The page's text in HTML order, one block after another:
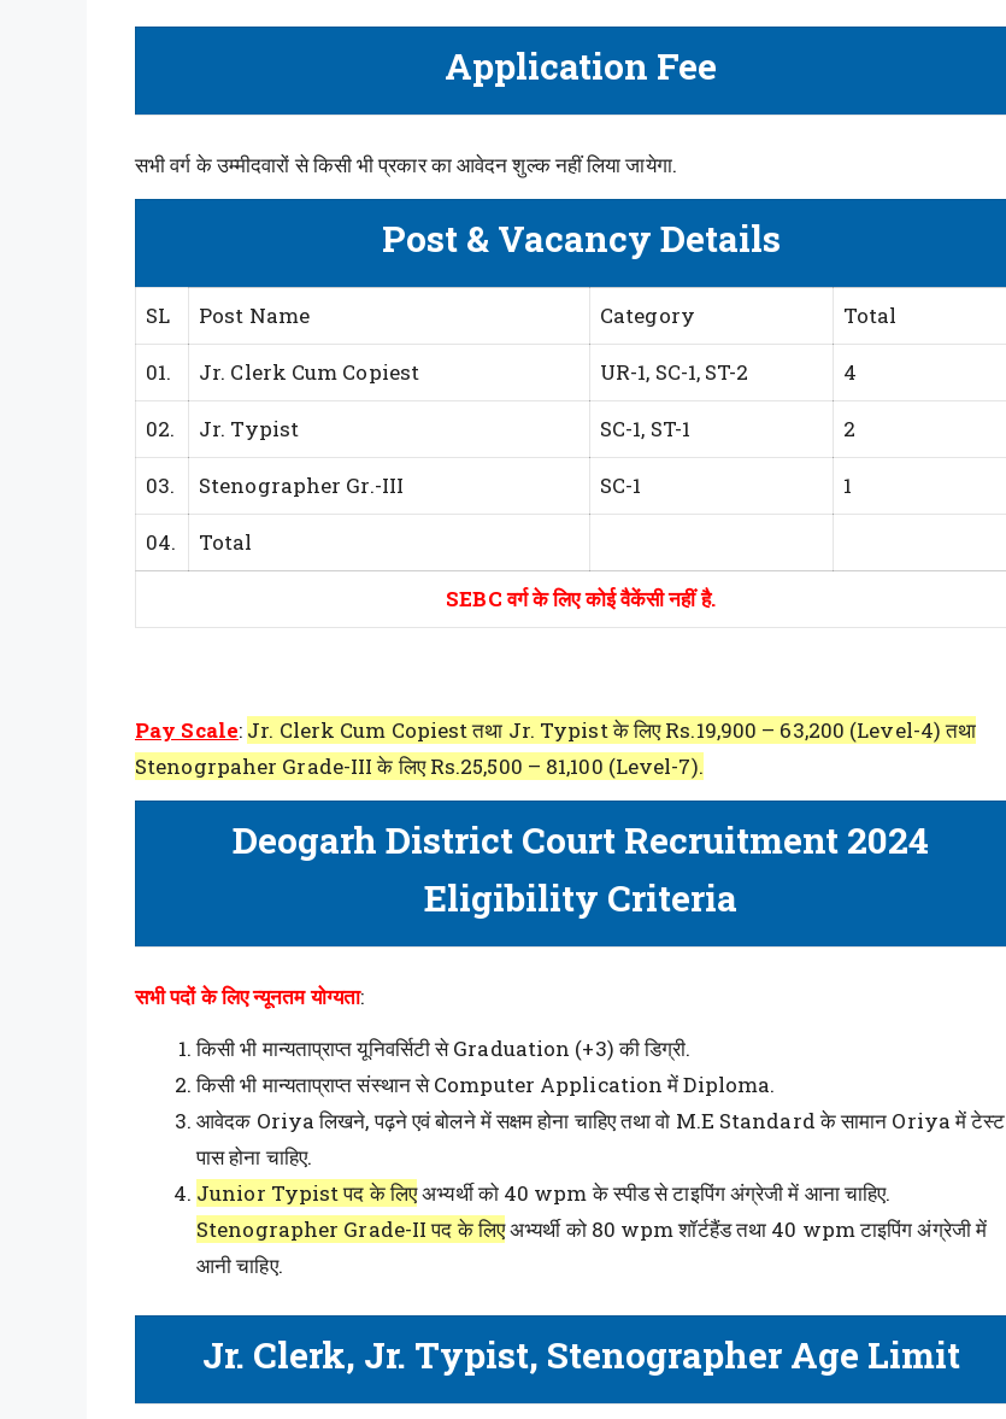
Application Fee
सभी वर्ग के उम्मीदवारों से किसी भी प्रकार का आवेदन शुल्क नहीं लिया जायेगा.
Post & Vacancy Details
SL Post Name Category Total
01. Jr. Clerk Cum Copiest UR-1, SC-1, ST-2 4
02. Jr. Typist SC-1, ST-1 2
03. Stenographer Gr.-III SC-1 1
04. Total
SEBC वर्ग के लिए कोई वैकेंसी नहीं है.
Pay Scale: Jr. Clerk Cum Copiest तथा Jr. Typist के लिए Rs.19,900 – 63,200 (Level-4) तथा
Stenogrpaher Grade-III के लिए Rs.25,500 – 81,100 (Level-7).
Deogarh District Court Recruitment 2024
Eligibility Criteria
सभी पदों के लिए न्यूनतम योग्यता:
किसी भी मान्यताप्राप्त यूनिवर्सिटी से Graduation (+3) की डिग्री.
किसी भी मान्यताप्राप्त संस्थान से Computer Application में Diploma.
आवेदक Oriya लिखने, पढ़ने एवं बोलने में सक्षम होना चाहिए तथा वो M.E Standard के सामान Oriya में टेस्ट
पास होना चाहिए.
Junior Typist पद के लिएअभ्यर्थी को 40 wpm के स्पीड से टाइपिंग अंग्रेजी में आना चाहिए.
Stenographer Grade-II पद के लिएअभ्यर्थी को 80 wpm शॉर्टहैंड तथा 40 wpm टाइपिंग अंग्रेजी में
आनी चाहिए.
Jr. Clerk, Jr. Typist, Stenographer Age Limit